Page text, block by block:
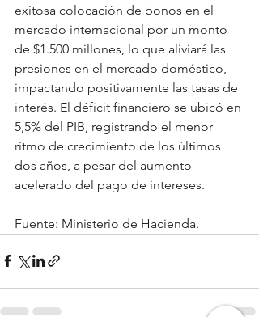
exitosa colocación de bonos en el
mercado internacional por un monto
de $1.500 millones, lo que aliviará las
presiones en el mercado doméstico,
impactando positivamente las tasas de
interés. El déficit financiero se ubicó en
5,5% del PIB, registrando el menor
ritmo de crecimiento de los últimos
dos años, a pesar del aumento
acelerado del pago de intereses.
Fuente: Ministerio de Hacienda.